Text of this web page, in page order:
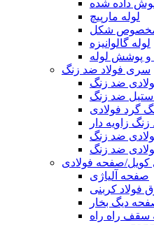
داده شده
لوله مارپیچ
مخصوص شکل
لوله گالوانیزه
و پوشش لوله
سری فولاد ضد زنگ
ضد زنگ
ضد زنگ
گرد فولادی
زاویه دار
ضد زنگ
ضد زنگ
صفحه فولادی
صفحه آلیاژی
فولاد کربنی
دیگ بخار
راه راه